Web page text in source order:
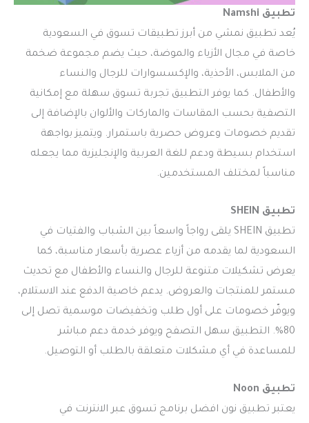
تطبيق Namshi
يُعد تطبيق نمشي من أبرز تطبيقات تسوق في السعودية
خاصة في مجال الأزياء والموضة، حيث يضم مجموعة ضخمة
من الملابس، الأحذية، والإكسسوارات للرجال والنساء
والأطفال. كما يوفر التطبيق تجربة تسوق سهلة مع إمكانية
التصفية بحسب المقاسات والماركات والألوان بالإضافة إلى
تقديم خصومات وعروض حصرية باستمرار. ويتميز بواجهة
استخدام بسيطة ودعم للغة العربية والإنجليزية مما يجعله
مناسباً لمختلف المستخدمين.
تطبيق SHEIN
تطبيق SHEIN يلقى رواجاً واسعاً بين الشباب والفتيات في
السعودية لما يقدمه من أزياء عصرية بأسعار مناسبة، كما
يعرض تشكيلات متنوعة للرجال والنساء والأطفال مع تحديث
مستمر للمنتجات والعروض. يدعم خاصية الدفع عند الاستلام،
ويوفّر خصومات على أول طلب وتخفيضات موسمية تصل إلى
80%. التطبيق سهل التصفح ويوفر خدمة دعم مباشر
للمساعدة في أي مشكلات متعلقة بالطلب أو التوصيل.
تطبيق Noon
يعتبر تطبيق نون افضل برنامج تسوق عبر الانترنت في